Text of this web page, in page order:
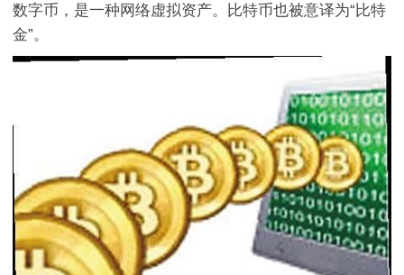
数字币，是一种网络虚拟资产。比特币也被意译为“比特
金”。